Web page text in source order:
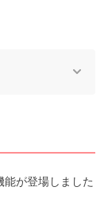
能が登場しました